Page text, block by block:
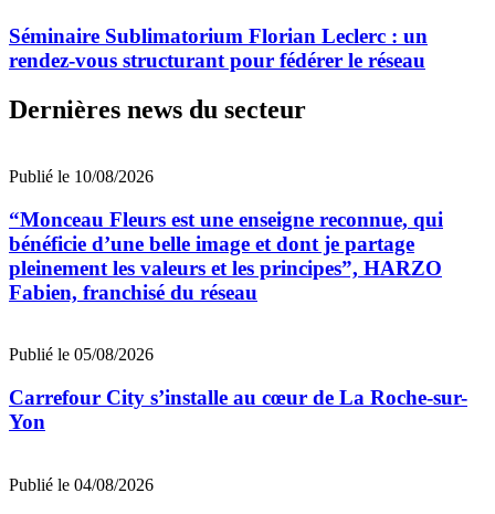
Séminaire Sublimatorium Florian Leclerc : un
rendez-vous structurant pour fédérer le réseau
Dernières news du secteur
Publié le 10/08/2026
“Monceau Fleurs est une enseigne reconnue, qui
bénéficie d’une belle image et dont je partage
pleinement les valeurs et les principes”, HARZO
Fabien, franchisé du réseau
Publié le 05/08/2026
Carrefour City s’installe au cœur de La Roche-sur-
Yon
Publié le 04/08/2026